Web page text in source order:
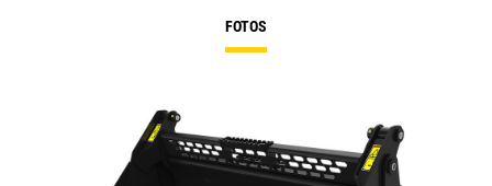
FOTOS